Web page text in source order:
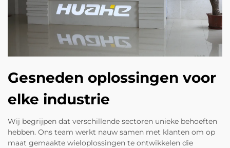
Gesneden oplossingen voor
elke industrie
Wij begrijpen dat verschillende sectoren unieke behoeften
hebben. Ons team werkt nauw samen met klanten om op
maat gemaakte wieloplossingen te ontwikkelen die